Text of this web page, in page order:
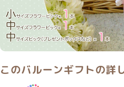
このバルーンギフトの詳